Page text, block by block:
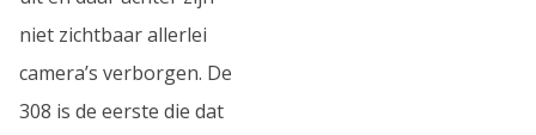
niet zichtbaar allerlei
camera’s verborgen. De
308 is de eerste die dat